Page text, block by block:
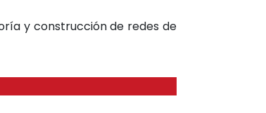
y construcción de redes de